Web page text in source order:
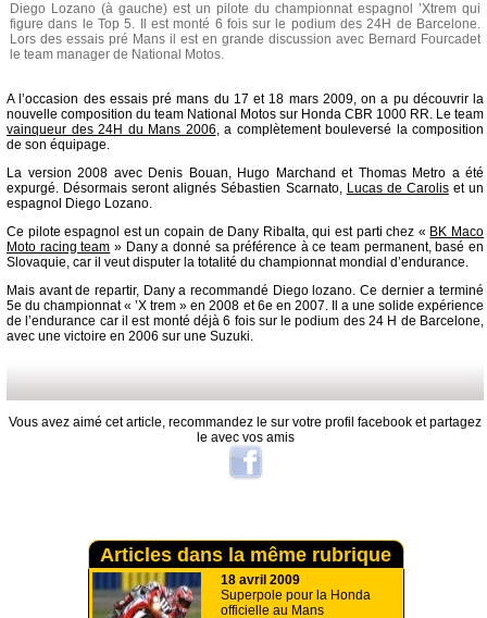
Diego Lozano (à gauche) est un pilote du championnat espagnol ’Xtrem qui
figure dans le Top 5. Il est monté 6 fois sur le podium des 24H de Barcelone.
Lors des essais pré Mans il est en grande discussion avec Bernard Fourcadet
le team manager de National Motos.
A l’occasion des essais pré mans du 17 et 18 mars 2009, on a pu découvrir la
nouvelle composition du team National Motos sur Honda CBR 1000 RR. Le team
vainqueur des 24H du Mans 2006, a complètement bouleversé la composition
de son équipage.
La version 2008 avec Denis Bouan, Hugo Marchand et Thomas Metro a été
expurgé. Désormais seront alignés Sébastien Scarnato, Lucas de Caroliset un
espagnol Diego Lozano.
Ce pilote espagnol est un copain de Dany Ribalta, qui est parti chez « BK Maco
Moto racing team » Dany a donné sa préférence à ce team permanent, basé en
Slovaquie, car il veut disputer la totalité du championnat mondial d’endurance.
Mais avant de repartir, Dany a recommandé Diego lozano. Ce dernier a terminé
5e du championnat « ’X trem » en 2008 et 6e en 2007. Il a une solide expérience
de l’endurance car il est monté déjà 6 fois sur le podium des 24 H de Barcelone,
avec une victoire en 2006 sur une Suzuki.
Vous avez aimé cet article, recommandez le sur votre profil facebook et partagez
le avec vos amis
Articles dans la même rubrique
18 avril 2009
Superpole pour la Honda
officielle au Mans